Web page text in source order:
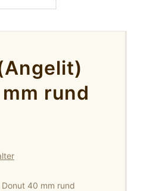
rund
40 mm rund